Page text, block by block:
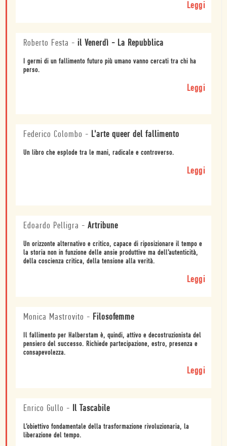
Leggi
Roberto Festa - il Venerdì - La Repubblica
I germi di un fallimento futuro più umano vanno cercati tra chi ha
perso.
Leggi
Federico Colombo - L'arte queer del fallimento
Un libro che esplode tra le mani, radicale e controverso.
Leggi
Edoardo Pelligra - Artribune
Un orizzonte alternativo e critico, capace di riposizionare il tempo e
la storia non in funzione delle ansie produttive ma dell’autenticità,
della coscienza critica, della tensione alla verità.
Leggi
Monica Mastrovito - Filosofemme
Il fallimento per Halberstam è, quindi, attivo e decostruzionista del
pensiero del successo. Richiede partecipazione, estro, presenza e
consapevolezza.
Leggi
Enrico Gullo - Il Tascabile
L’obiettivo fondamentale della trasformazione rivoluzionaria, la
liberazione del tempo.